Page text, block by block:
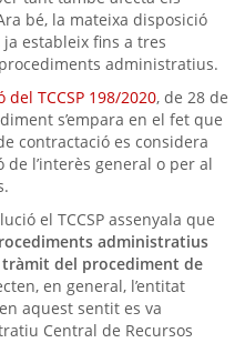
bé, la mateixa disposició
estableix fins a tres
administratius.
del TCCSP 198/2020, de 28 de
s’empara en el fet que
contractació es considera
l’interès general o per al
el TCCSP assenyala que
administratius
del procediment de
en general, l’entitat
aquest sentit es va
Central de Recursos